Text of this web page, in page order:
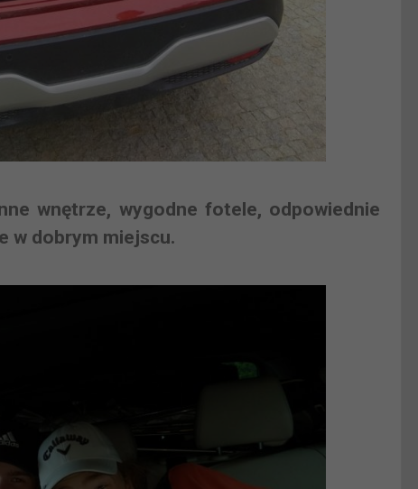
wnętrze, wygodne fotele, odpowiednie
w dobrym miejscu.